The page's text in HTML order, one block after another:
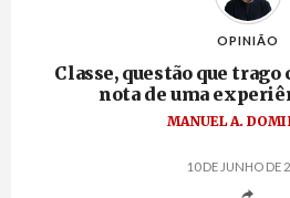
OPINIÃO
Classe, questão que
nota de uma
MANUEL A.
10 DE JUNHO DE